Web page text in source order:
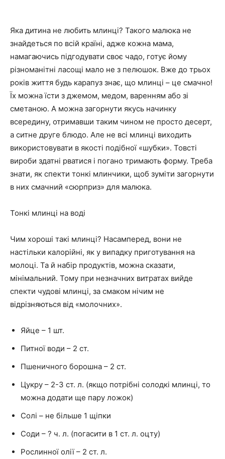
Яка дитина не любить млинці? Такого малюка не
знайдеться по всій країні, адже кожна мама,
намагаючись підгодувати своє чадо, готує йому
різноманітні ласощі мало не з пелюшок. Вже до трьох
років життя будь карапуз знає, що млинці – це смачно!
Їх можна їсти з джемом, медом, варенням або зі
сметаною. А можна загорнути якусь начинку
всередину, отримавши таким чином не просто десерт,
а ситне друге блюдо. Але не всі млинці виходить
використовувати в якості подібної «шубки». Товсті
вироби здатні рватися і погано тримають форму. Треба
знати, як спекти тонкі млинчики, щоб зуміти загорнути
в них смачний «сюрприз» для малюка.
Тонкі млинці на воді
Чим хороші такі млинці? Насамперед, вони не
настільки калорійні, як у випадку приготування на
молоці. Та й набір продуктів, можна сказати,
мінімальний. Тому при незначних витратах вийде
спекти чудові млинці, за смаком нічим не
відрізняються від «молочних».
Яйце – 1 шт.
Питної води – 2 ст.
Пшеничного борошна – 2 ст.
Цукру – 2-3 ст. л. (якщо потрібні солодкі млинці, то
можна додати ще пару ложок)
Солі – не більше 1 щіпки
Соди – ? ч. л. (погасити в 1 ст. л. оцту)
Рослинної олії – 2 ст. л.